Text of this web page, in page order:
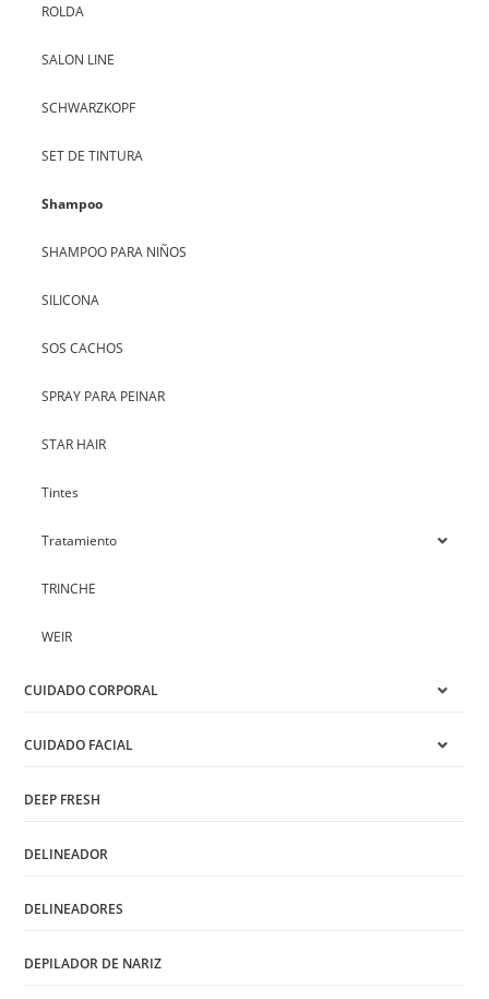
ROLDA
SALON LINE
SCHWARZKOPF
SET DE TINTURA
Shampoo
SHAMPOO PARA NIÑOS
SILICONA
SOS CACHOS
SPRAY PARA PEINAR
STAR HAIR
Tintes
Tratamiento
TRINCHE
WEIR
CUIDADO CORPORAL
CUIDADO FACIAL
DEEP FRESH
DELINEADOR
DELINEADORES
DEPILADOR DE NARIZ